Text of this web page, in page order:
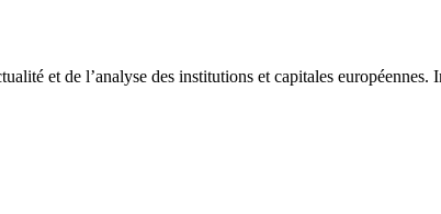
et de l’analyse des institutions et capitales